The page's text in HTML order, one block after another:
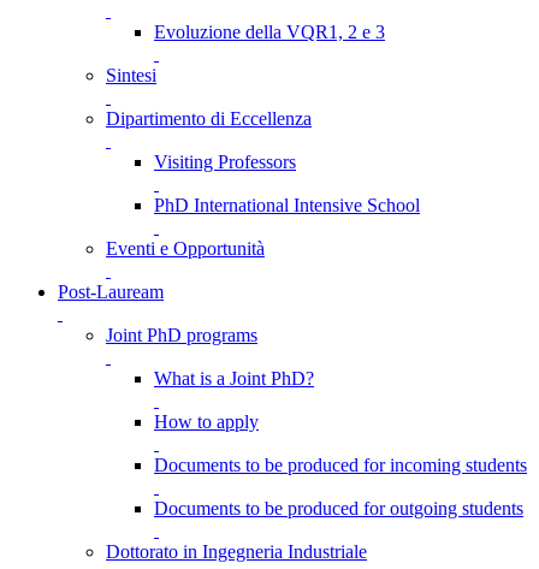
Evoluzione della VQR1, 2 e 3
Sintesi
Dipartimento di Eccellenza
Visiting Professors
PhD International Intensive School
Eventi e Opportunità
Post-Lauream
Joint PhD programs
What is a Joint PhD?
How to apply
Documents to be produced for incoming students
Documents to be produced for outgoing students
Dottorato in Ingegneria Industriale